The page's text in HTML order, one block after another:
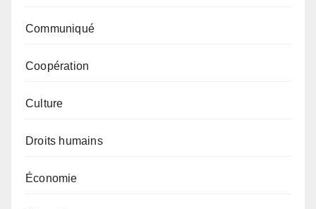
Communiqué
Coopération
Culture
Droits humains
Économie